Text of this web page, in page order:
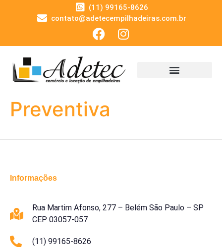
(11) 99165-8626
contato@adetecempilhadeiras.com.br
Preventiva
Informações
Rua Martim Afonso, 277 – Belém São Paulo – SP
CEP 03057-057
(11) 99165-8626